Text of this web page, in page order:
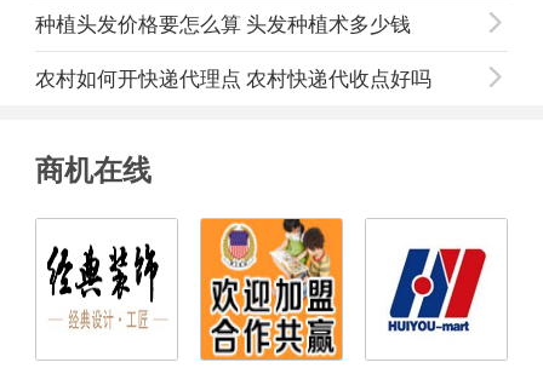
种植头发价格要怎么算 头发种植术多少钱 
农村如何开快递代理点 农村快递代收点好吗 
商机在线